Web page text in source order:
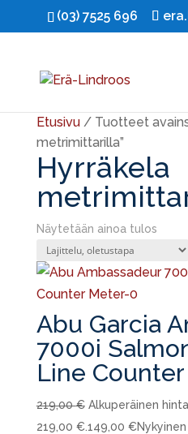
(03) 7525 696
Etusivu/ Tuotteet
metrimittarilla”
Hyrräkela
Näytetään ainoa tulos
Abu Garcia
7000i
Line Counter
219,00€ Alkuperäinen
219,00 €. 149,00 €